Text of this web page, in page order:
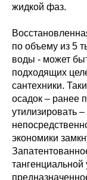
жидкой фаз.
по объему из 5
воды - может
подходящих
сантехники.
осадок – ранее
утилизировать
экономики